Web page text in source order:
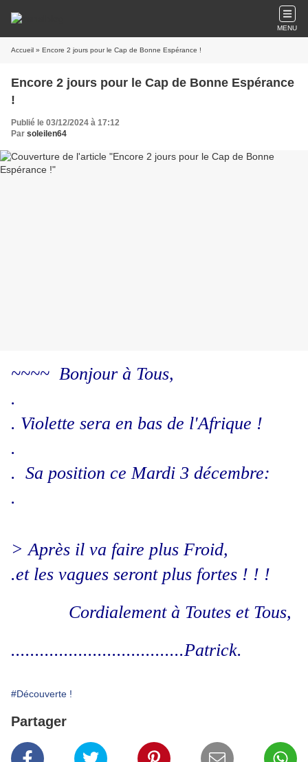
MENU
Accueil » Encore 2 jours pour le Cap de Bonne Espérance !
Encore 2 jours pour le Cap de Bonne Espérance
!
Publié le 03/12/2024 à 17:12
Par soleilen64
~~~~ Bonjour à Tous,
.
. Violette sera en bas de l'Afrique !
.
. Sa position ce Mardi 3 décembre:
.
> Après il va faire plus Froid,
.et les vagues seront plus fortes ! ! !
Cordialement à Toutes et Tous,
....................................Patrick.
#Découverte !
Partager